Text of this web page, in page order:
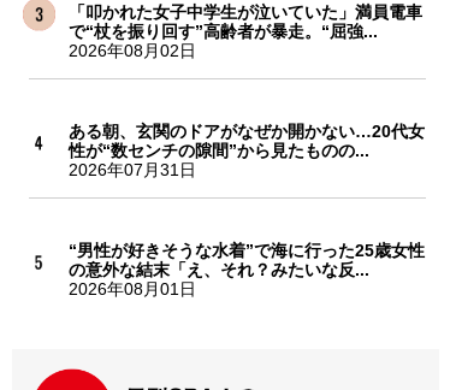
「叩かれた女子中学生が泣いていた」満員電車
で“杖を振り回す”高齢者が暴走。“屈強...
2026年08月02日
ある朝、玄関のドアがなぜか開かない…20代女
性が“数センチの隙間”から見たものの...
2026年07月31日
“男性が好きそうな水着”で海に行った25歳女性
の意外な結末「え、それ？みたいな反...
2026年08月01日